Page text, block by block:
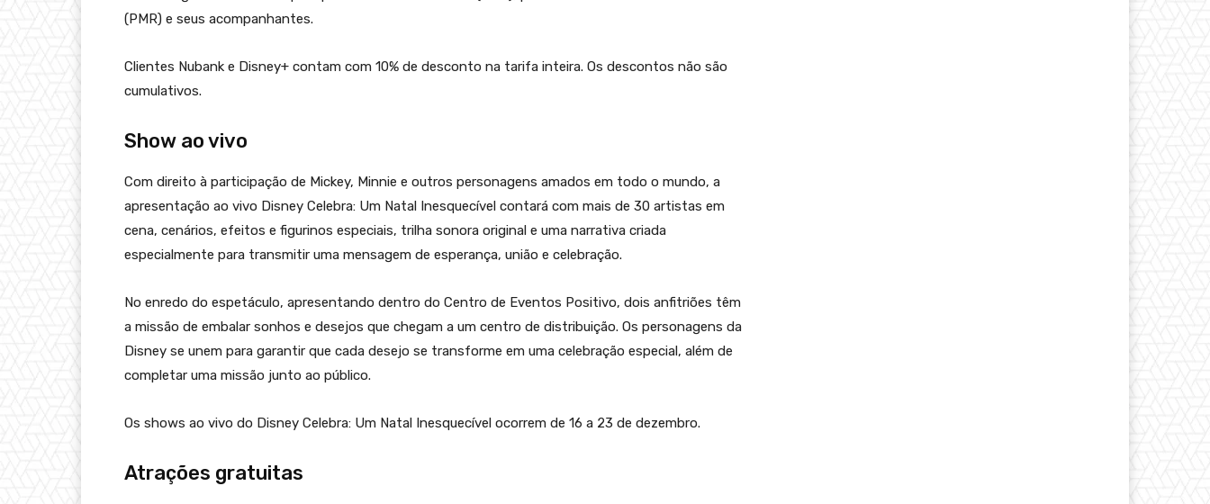
(PMR) e seus acompanhantes.
Clientes Nubank e Disney+ contam com 10% de desconto na tarifa inteira. Os descontos não são
cumulativos.
Show ao vivo
Com direito à participação de Mickey, Minnie e outros personagens amados em todo o mundo, a
apresentação ao vivo Disney Celebra: Um Natal Inesquecível contará com mais de 30 artistas em
cena, cenários, efeitos e figurinos especiais, trilha sonora original e uma narrativa criada
especialmente para transmitir uma mensagem de esperança, união e celebração.
No enredo do espetáculo, apresentando dentro do Centro de Eventos Positivo, dois anfitriões têm
a missão de embalar sonhos e desejos que chegam a um centro de distribuição. Os personagens da
Disney se unem para garantir que cada desejo se transforme em uma celebração especial, além de
completar uma missão junto ao público.
Os shows ao vivo do Disney Celebra: Um Natal Inesquecível ocorrem de 16 a 23 de dezembro.
Atrações gratuitas